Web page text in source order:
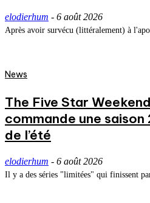
elodierhum - 6 août 2026
Après avoir survécu (littéralement) à
News
The Five Star
commande une
de l’été
elodierhum - 6 août 2026
Il y a des séries "limitées" qui finissent